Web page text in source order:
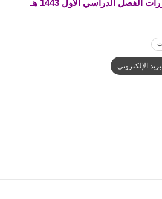
الدراسي الاول 1443 هـ
الإلكتروني